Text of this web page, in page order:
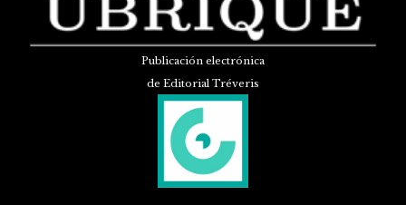
Publicación electrónica
de Editorial Tréveris